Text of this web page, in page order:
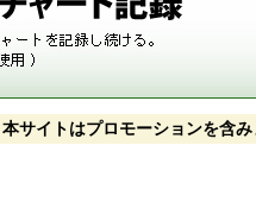
本サイトはプロモーションを含み